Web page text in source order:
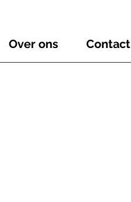
Over ons Contact